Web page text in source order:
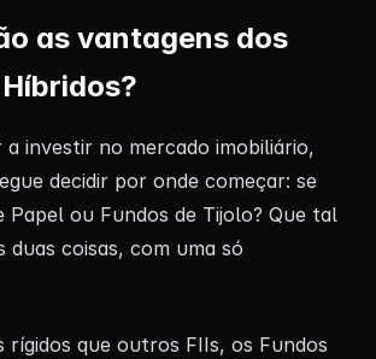
as vantagens dos
a investir no mercado imobiliário,
decidir por onde começar: se
Papel ou Fundos de Tijolo? Que tal
duas coisas, com uma só
que outros FIIs, os Fundos